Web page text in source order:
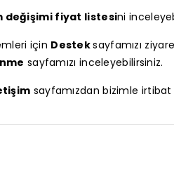
değişimi fiyat listesini
için Desteksayfamızı
sayfamızı inceleyebilirsiniz.
sayfamızdan bizimle irtibat